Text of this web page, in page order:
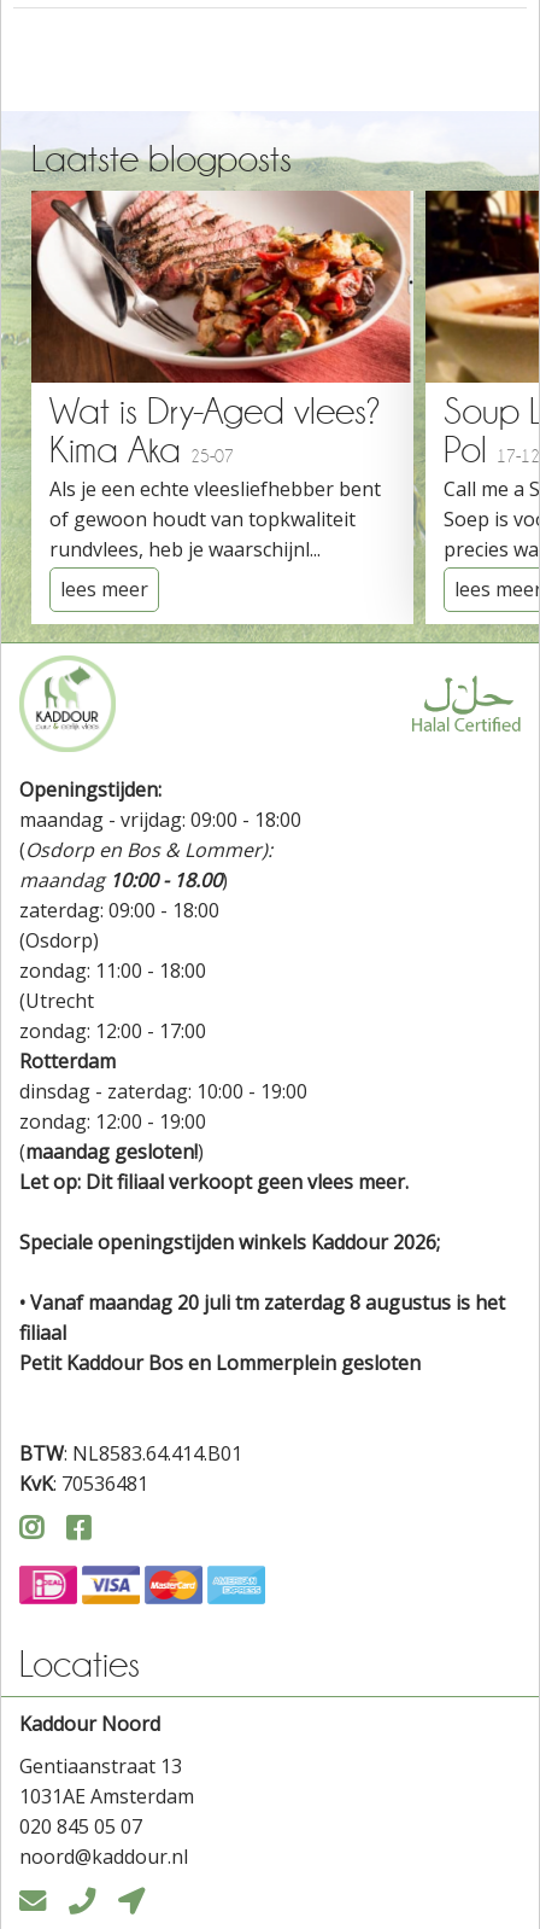
Laatste blogposts
Wat is Dry-Aged vlees?
Kima Aka
25-07
Als je een echte vleesliefhebber bent
of gewoon houdt van topkwaliteit
rundvlees, heb je waarschijnl...
lees meer
Soup
Pol
17-12
Call me a
Soep is
precies
lees
Openingstijden:
maandag - vrijdag: 09:00 - 18:00
(Osdorp en Bos & Lommer):
maandag 10:00 - 18.00)
zaterdag: 09:00 - 18:00
(Osdorp)
zondag: 11:00 - 18:00
(Utrecht
zondag: 12:00 - 17:00
Rotterdam
dinsdag - zaterdag: 10:00 - 19:00
zondag: 12:00 - 19:00
(maandag gesloten!)
Let op: Dit filiaal verkoopt geen vlees meer.
Speciale openingstijden winkels Kaddour 2026;
• Vanaf maandag 20 juli tm zaterdag 8 augustus is het
filiaal
Petit Kaddour Bos en Lommerplein gesloten
BTW: NL8583.64.414.B01
KvK: 70536481
 
Locaties
Kaddour Noord
Gentiaanstraat 13
1031AE Amsterdam
020 845 05 07
noord@kaddour.nl
  